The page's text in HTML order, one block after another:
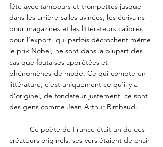
fête avec tambours et trompettes jusque
dans les arrière-salles avinées, les écrivains
pour magazines et les littérateurs calibrés
pour l’export, qui parfois décrochent même
le prix Nobel, ne sont dans la plupart des
cas que foutaises apprêtées et
phénomènes de mode. Ce qui compte en
littérature, c’est uniquement ce qu’il y a
d’originel, de fondateur justement, ce sont
des gens comme Jean Arthur Rimbaud.
créateurs originels, ses vers étaient de chair